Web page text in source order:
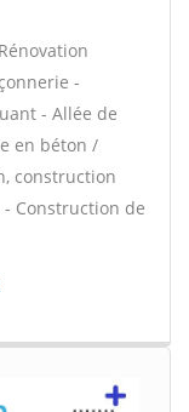
-
- Allée de
en béton /
construction
Construction de